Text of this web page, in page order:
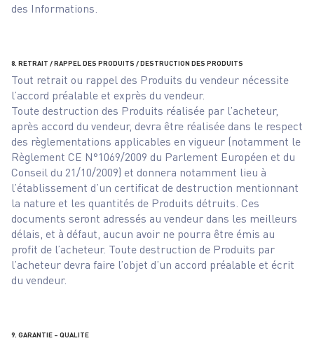
des Informations.
8. RETRAIT / RAPPEL DES PRODUITS / DESTRUCTION DES PRODUITS
Tout retrait ou rappel des Produits du vendeur nécessite
l’accord préalable et exprès du vendeur.
Toute destruction des Produits réalisée par l’acheteur,
après accord du vendeur, devra être réalisée dans le respect
des règlementations applicables en vigueur (notamment le
Règlement CE N°1069/2009 du Parlement Européen et du
Conseil du 21/10/2009) et donnera notamment lieu à
l’établissement d’un certificat de destruction mentionnant
la nature et les quantités de Produits détruits. Ces
documents seront adressés au vendeur dans les meilleurs
délais, et à défaut, aucun avoir ne pourra être émis au
profit de l’acheteur. Toute destruction de Produits par
l’acheteur devra faire l’objet d’un accord préalable et écrit
du vendeur.
9. GARANTIE – QUALITE